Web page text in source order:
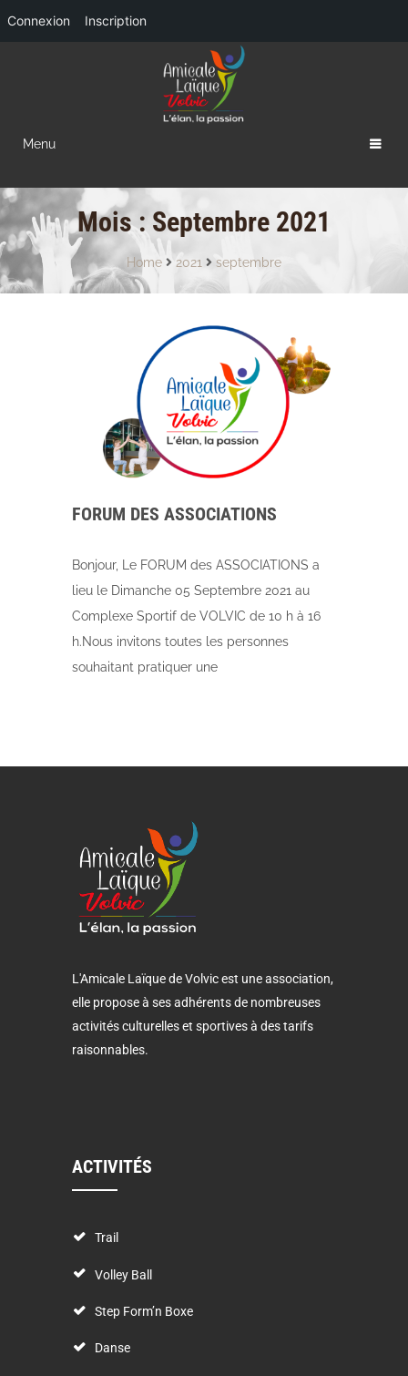
Menu
Mois : Septembre 2021
Home 2021 septembre
FORUM DES ASSOCIATIONS
Bonjour, Le FORUM des ASSOCIATIONS a
lieu le Dimanche 05 Septembre 2021 au
Complexe Sportif de VOLVIC de 10 h à 16
h.Nous invitons toutes les personnes
souhaitant pratiquer une
L'Amicale Laïque de Volvic est une association,
elle propose à ses adhérents de nombreuses
activités culturelles et sportives à des tarifs
raisonnables.
ACTIVITÉS
Trail
Volley Ball
Step Form’n Boxe
Danse
Connexion Inscription